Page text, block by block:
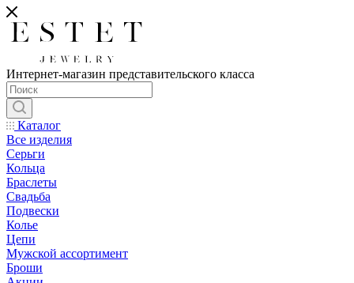
Интернет-магазин представительского класса
Каталог
Все изделия
Серьги
Кольца
Браслеты
Свадьба
Подвески
Колье
Цепи
Мужской ассортимент
Броши